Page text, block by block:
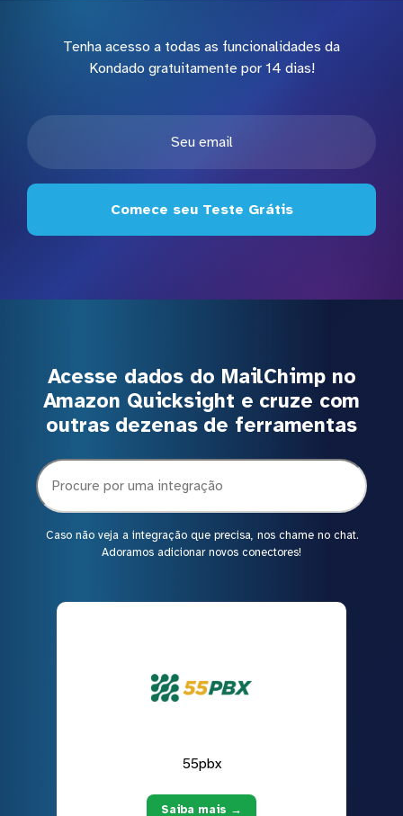
Tenha acesso a todas as funcionalidades da
Kondado gratuitamente por 14 dias!
Comece seu Teste Grátis
Acesse dados do MailChimp no
Amazon Quicksight e cruze com
outras dezenas de ferramentas
Caso não veja a integração que precisa, nos chame no chat.
Adoramos adicionar novos conectores!
55pbx
Saiba mais →